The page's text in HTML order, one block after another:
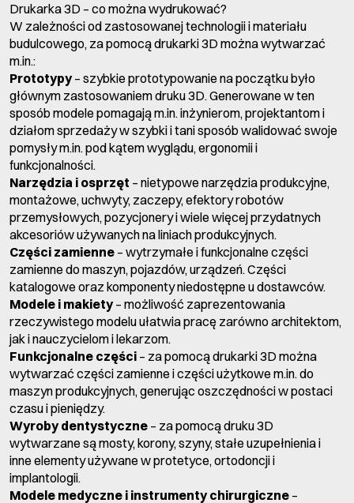
Drukarka 3D – co można wydrukować?
W zależności od zastosowanej technologii i materiału
budulcowego, za pomocą drukarki 3D można wytwarzać
m.in.:
Prototypy– szybkie prototypowanie na początku było
głównym zastosowaniem druku 3D. Generowane w ten
sposób modele pomagają m.in. inżynierom, projektantom i
działom sprzedaży w szybki i tani sposób walidować swoje
pomysły m.in. pod kątem wyglądu, ergonomii i
funkcjonalności.
Narzędzia i osprzęt – nietypowe narzędzia produkcyjne,
montażowe, uchwyty, zaczepy, efektory robotów
przemysłowych, pozycjonery i wiele więcej przydatnych
akcesoriów używanych na liniach produkcyjnych.
Części zamienne – wytrzymałe i funkcjonalne części
zamienne do maszyn, pojazdów, urządzeń. Części
katalogowe oraz komponenty niedostępne u dostawców.
Modele i makiety– możliwość zaprezentowania
rzeczywistego modelu ułatwia pracę zarówno architektom,
jak i nauczycielom i lekarzom.
Funkcjonalne części – za pomocą drukarki 3D można
wytwarzać części zamienne i części użytkowe m.in. do
maszyn produkcyjnych, generując oszczędności w postaci
czasu i pieniędzy.
Wyroby dentystyczne – za pomocą druku 3D
wytwarzane są mosty, korony, szyny, stałe uzupełnienia i
inne elementy używane w protetyce, ortodoncji i
implantologii.
Modele medyczne i instrumenty chirurgiczne –